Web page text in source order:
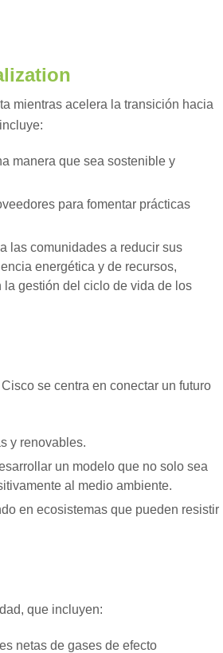
mientras acelera la transición hacia
manera que sea sostenible y
para fomentar prácticas
las comunidades a reducir sus
energética y de recursos,
gestión del ciclo de vida de los
se centra en conectar un futuro
y renovables.
un modelo que no solo sea
al medio ambiente.
en ecosistemas que pueden resistir
que incluyen:
netas de gases de efecto